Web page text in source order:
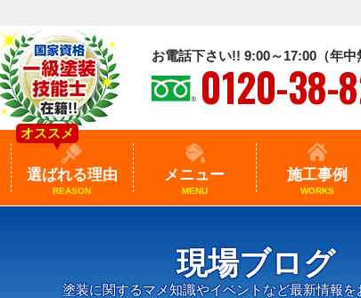
お電話下さい!! 9:00～17:00（年中
0120-38-
選ばれる理由
REASON
オススメ
メニュー
MENU
施工事例
WORKS
現場ブログ
塗装に関するマメ知識やイベントなど最新情報を